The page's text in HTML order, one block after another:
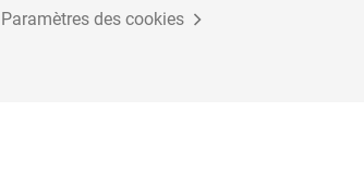
Paramètres des cookies